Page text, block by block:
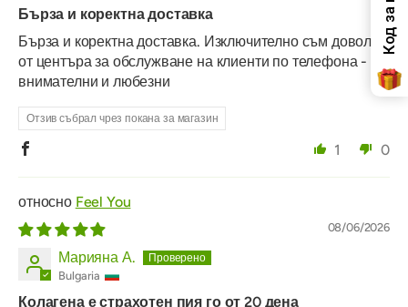
Бърза и коректна доставка
Бърза и коректна доставка. Изключително съм доволна
от центъра за обслужване на клиенти по телефона -
внимателни и любезни
Отзив събрал чрез покана за магазин
1 0
Feel You
08/06/2026
Марияна А.
Bulgaria
Колагена е страхотен пия го от 20 дена